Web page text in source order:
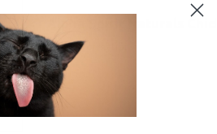
Alpha Spirit Naturals
Mere information